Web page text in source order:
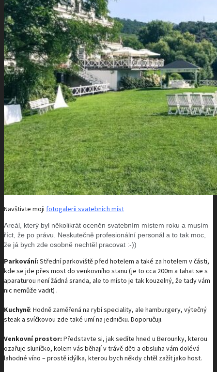
Navštivte moji fotogalerii svatebních míst
Areál, který byl několikrát oceněn svatebním místem roku a musím
říct, že po právu. Neskutečně profesionální personál a to tak moc,
že já bych zde osobně nechtěl pracovat :-))
Parkování: Střední parkoviště před hotelem a také za hotelem v části,
kde se jde přes most do venkovního stanu (je to cca 200m a tahat se s
aparaturou není žádná sranda, ale to místo je tak kouzelný, že tady vám
nic nemůže vadit) .
Kuchyně: Hodně zaměřená na rybí speciality, ale hamburgery, výtečný
steak a svíčkovou zde také umí na jedničku. Doporučuji.
Venkovní prostor: Představte si, jak sedíte hned u Berounky, kterou
ozařuje sluníčko, kolem vás běhají v trávě děti a obsluha vám dolévá
lahodné víno – prostě idýlka, kterou bych někdy chtěl zažít jako host.